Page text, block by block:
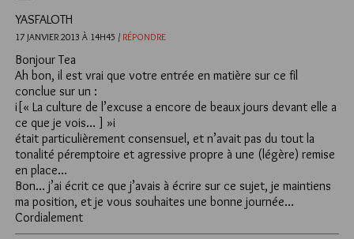
YASFALOTH
17 JANVIER 2013 À 14H45 / RÉPONDRE
Bonjour Tea
Ah bon, il est vrai que votre entrée en matière sur ce fil
conclue sur un :
i[« La culture de l’excuse a encore de beaux jours devant elle a
ce que je vois… ] »i
était particulièrement consensuel, et n’avait pas du tout la
tonalité péremptoire et agressive propre à une (légère) remise
en place…
Bon… j’ai écrit ce que j’avais à écrire sur ce sujet, je maintiens
ma position, et je vous souhaites une bonne journée…
Cordialement